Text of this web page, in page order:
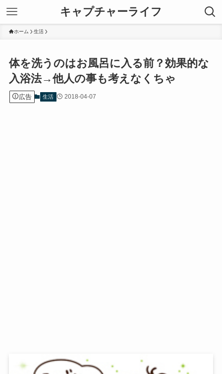
キャプチャーライフ
ホーム 生活
体を洗うのはお風呂に入る前？効果的な
入浴法→他人の事も考えなくちゃ
広告 生活 2018-04-07